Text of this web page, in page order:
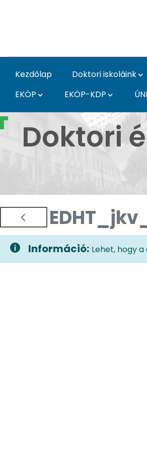
Kezdőlap Doktori iskoláink
EKÖP
EKÖP-KDP
Doktori és
Doktori
Információ: Lehet, hogy